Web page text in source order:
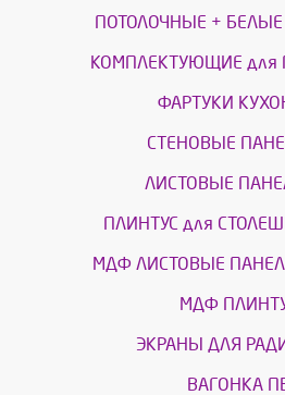
ПОТОЛОЧНЫЕ +
КОМПЛЕКТУЮЩИЕ для
ФАРТУКИ
СТЕНОВЫЕ
ЛИСТОВЫЕ
ПЛИНТУС для
МДФ ЛИСТОВЫЕ
МДФ
ЭКРАНЫ ДЛЯ
ВАГОНКА